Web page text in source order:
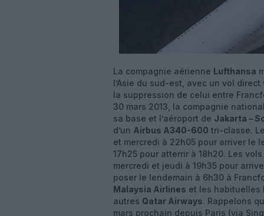
La compagnie aérienne Lufthansa
l’Asie du sud-est, avec un vol direct
la suppression de celui entre
30 mars 2013, la compagnie
sa base et l’aéroport de Jakarta –
d’un Airbus A340-600 tri-classe.
et mercredi à 22h05 pour arriver le
17h25 pour atterrir à 18h20. Les
mercredi et jeudi à 19h35 pour
poser le lendemain à 6h30 à
Malaysia Airlines et les habituelles
autres Qatar Airways. Rappelons
mars prochain depuis Paris (via